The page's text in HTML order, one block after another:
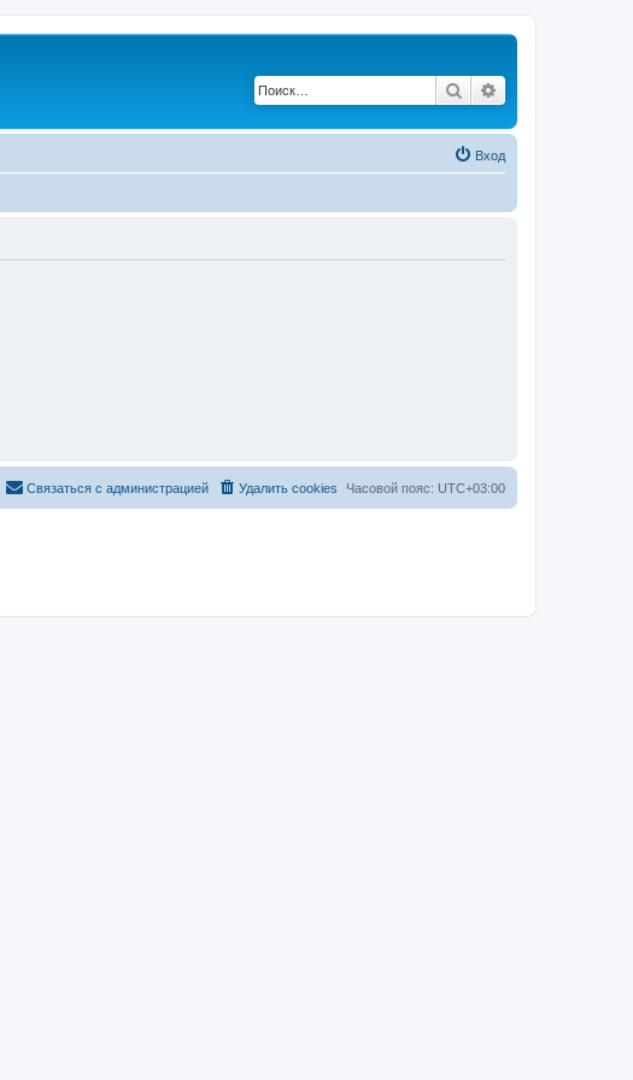
Поиск
Вход
Часовой пояс: UTC+03:00
Удалить cookies
Связаться с администрацией